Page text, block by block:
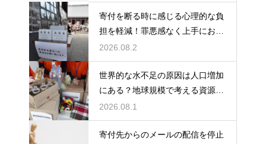
寄付を断る時に感じる心理的な負
担を軽減！罪悪感なく上手にお断
りする
2026.08.2
世界的な水不足の原因は人口増加
にある？地球規模で考える資源と
対策
2026.08.1
寄付先からのメールの配信を停止